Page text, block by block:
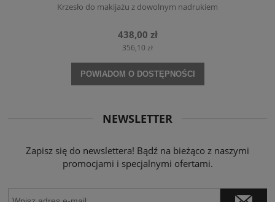
Krzesło do makijażu z dowolnym nadrukiem
438,00 zł
356,10 zł
POWIADOM O DOSTĘPNOŚCI
NEWSLETTER
Zapisz się do newslettera! Bądź na bieżąco z naszymi
promocjami i specjalnymi ofertami.